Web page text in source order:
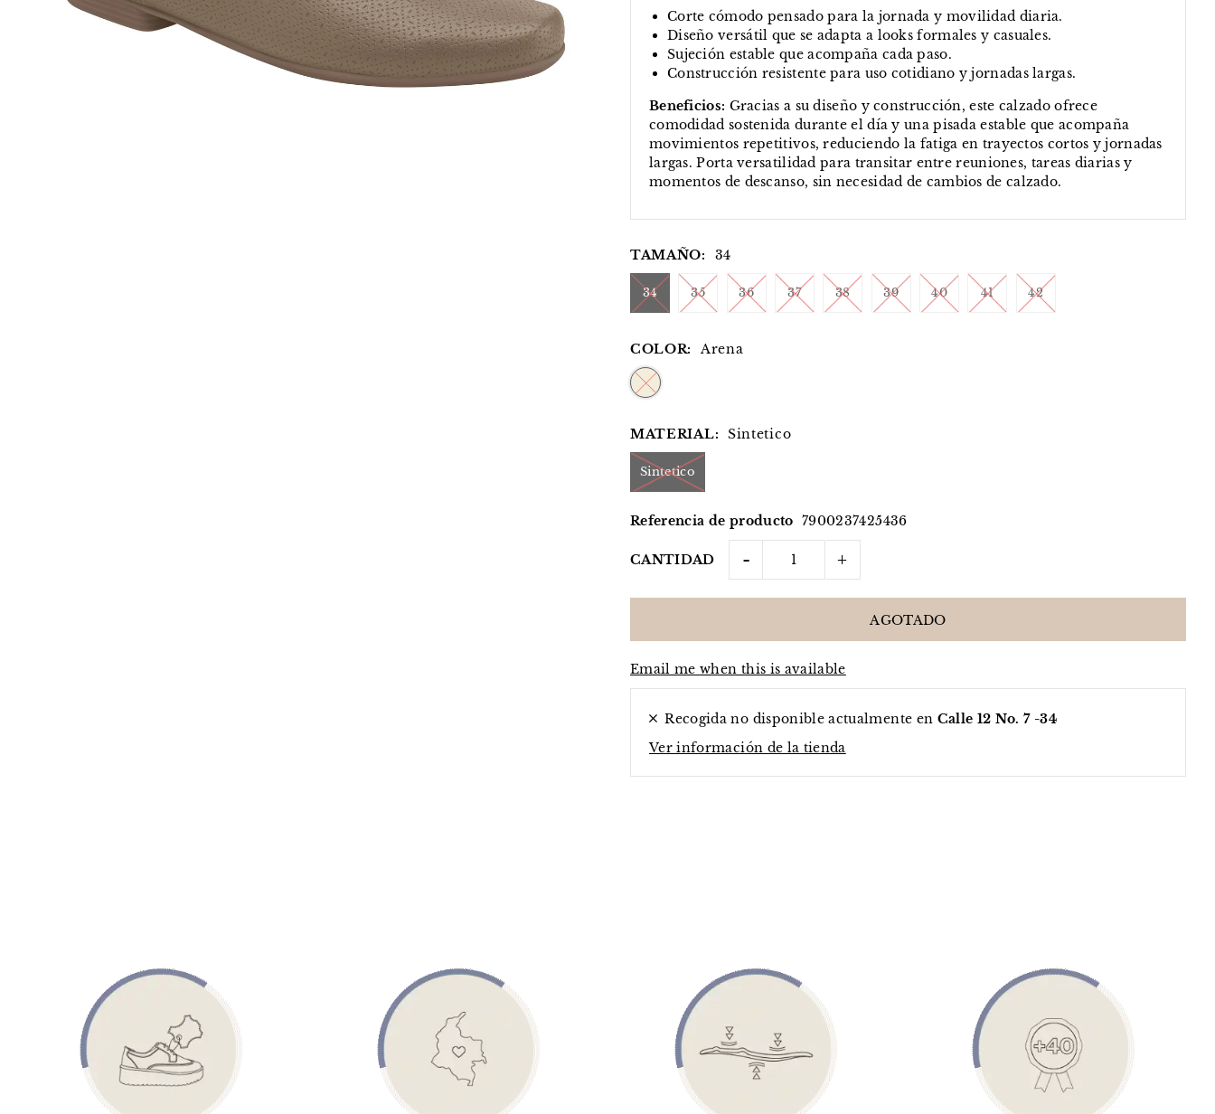
Corte cómodo pensado para la jornada y movilidad diaria.
Diseño versátil que se adapta a looks formales y casuales.
Sujeción estable que acompaña cada paso.
Construcción resistente para uso cotidiano y jornadas largas.
Beneficios: Gracias a su diseño y construcción, este calzado ofrece
comodidad sostenida durante el día y una pisada estable que acompaña
movimientos repetitivos, reduciendo la fatiga en trayectos cortos y jornadas
largas. Porta versatilidad para transitar entre reuniones, tareas diarias y
momentos de descanso, sin necesidad de cambios de calzado.
TAMAÑO: 34
34 35 36 37 38 39 40 41 42
COLOR: Arena
MATERIAL: Sintetico
Sintetico
Referencia de producto 7900237425436
CANTIDAD - +
Email me when this is available
Recogida no disponible actualmente en Calle 12 No. 7 -34
Ver información de la tienda